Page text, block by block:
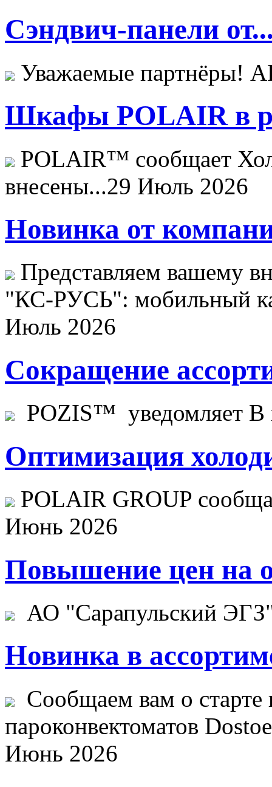
Сэндвич-панели
Уважаемые
Шкафы POLAIR в
POLAIR™ сообщает
внесены...29 Июль 2026
Новинка от
Представляем вашему
"КС-РУСЬ": мобильный
Июль 2026
Сокращение
POZIS™ уведомляет В
Оптимизация
POLAIR GROUP
Июнь 2026
Повышение цен на
АО "Сарапульский
Новинка в
Сообщаем вам о старте
пароконвектоматов
Июнь 2026